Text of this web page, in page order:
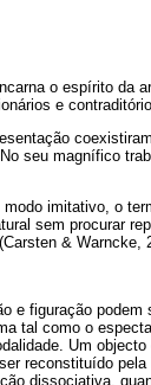
o espírito da
e
seu magnífico
imitativo, o
sem procurar
& Warncke,
e figuração
tal como o
Um
reconstituído
dissociativa,